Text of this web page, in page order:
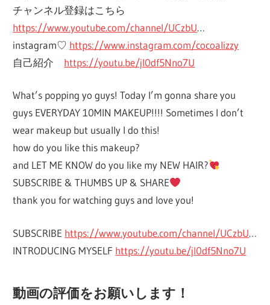
チャンネル登録はこちら
https://www.youtube.com/channel/UCzbU…
instagram♡ https://www.instagram.com/cocoalizzy
自己紹介 https://youtu.be/jI0df5Nno7U
What’s popping yo guys! Today I’m gonna share you
guys EVERYDAY 10MIN MAKEUP!!!! Sometimes I don’t
wear makeup but usually I do this!
how do you like this makeup?
and LET ME KNOW do you like my NEW HAIR?
SUBSCRIBE & THUMBS UP & SHARE
thank you for watching guys and love you!
SUBSCRIBE https://www.youtube.com/channel/UCzbU…
INTRODUCING MYSELF https://youtu.be/jI0df5Nno7U
動画の評価をお願いします！